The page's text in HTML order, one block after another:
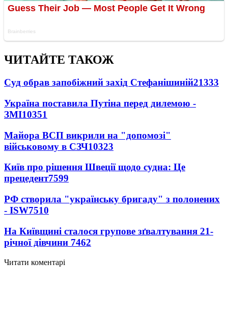
ЧИТАЙТЕ ТАКОЖ
Суд обрав запобіжний захід Стефанішиній21333
Україна поставила Путіна перед дилемою -
ЗМІ10351
Майора ВСП викрили на "допомозі"
військовому в СЗЧ10323
Київ про рішення Швеції щодо судна: Це
прецедент7599
РФ створила "українську бригаду" з полонених
- ISW7510
На Київщині сталося групове зґвалтування 21-
річної дівчини 7462
Читати коментарі